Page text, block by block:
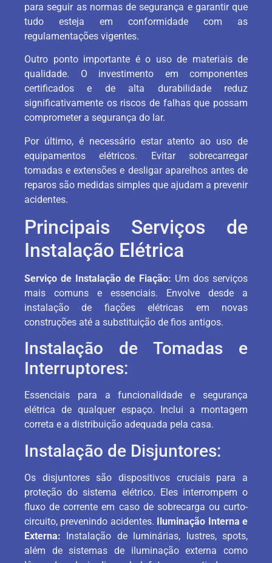
para seguir as normas de segurança e garantir que
tudo esteja em conformidade com as
regulamentações vigentes.
Outro ponto importante é o uso de materiais de
qualidade. O investimento em componentes
certificados e de alta durabilidade reduz
significativamente os riscos de falhas que possam
comprometer a segurança do lar.
Por último, é necessário estar atento ao uso de
equipamentos elétricos. Evitar sobrecarregar
tomadas e extensões e desligar aparelhos antes de
reparos são medidas simples que ajudam a prevenir
acidentes.
Principais Serviços de
Instalação Elétrica
Serviço de Instalação de Fiação: Um dos serviços
mais comuns e essenciais. Envolve desde a
instalação de fiações elétricas em novas
construções até a substituição de fios antigos.
Instalação de Tomadas e
Interruptores:
Essenciais para a funcionalidade e segurança
elétrica de qualquer espaço. Inclui a montagem
correta e a distribuição adequada pela casa.
Instalação de Disjuntores:
Os disjuntores são dispositivos cruciais para a
proteção do sistema elétrico. Eles interrompem o
fluxo de corrente em caso de sobrecarga ou curto-
circuito, prevenindo acidentes. Iluminação Interna e
Externa: Instalação de luminárias, lustres, spots,
além de sistemas de iluminação externa como